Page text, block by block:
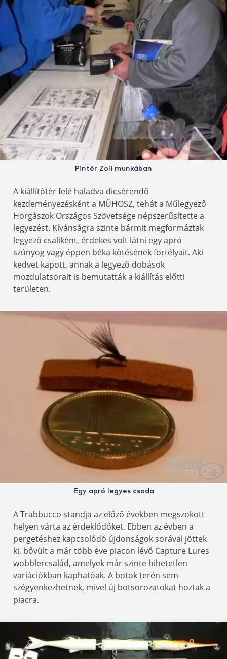
Pintér Zoli munkában
A kiállítótér felé haladva dicsérendő
kezdeményezésként a MŰHOSZ, tehát a Műlegyező
Horgászok Országos Szövetsége népszerűsítette a
legyezést. Kívánságra szinte bármit megformáztak
legyező csaliként, érdekes volt látni egy apró
szúnyog vagy éppen béka kötésének fortélyait. Aki
kedvet kapott, annak a legyező dobások
mozdulatsorait is bemutatták a kiállítás előtti
területen.
Egy apró legyes csoda
A Trabbucco standja az előző években megszokott
helyen várta az érdeklődőket. Ebben az évben a
pergetéshez kapcsolódó újdonságok sorával jöttek
ki, bővült a már több éve piacon lévő Capture Lures
wobblercsalád, amelyek már szinte hihetetlen
variációkban kaphatóak. A botok terén sem
szégyenkezhetnek, mivel új botsorozatokat hoztak a
piacra.